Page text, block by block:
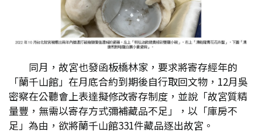
同月，故宮也發函板橋林家，要求將寄存經年的
「蘭千山館」在月底合約到期後自行取回文物，12月吳
密察在公聽會上表達擬修改寄存制度，並說「故宮質精
量豐，無需以寄存方式彌補藏品不足」，以「庫房不
足」為由，欲將蘭千山館331件藏品逐出故宮。